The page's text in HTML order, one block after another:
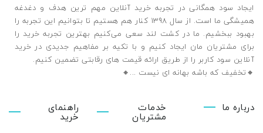
ایجاد سود همگانی در تجربه خرید آنلاین مهم ترین هدف و دغدغه
همیشگی ما است. از سال 1398 کنار هم هستیم تا بتوانیم این تجربه را
بهبود ببخشیم. ما در کشت لند سعی می‌کنیم بهترین تجربه خرید را
برای مشتریان مان ایجاد کنیم و با تکیه بر مفاهیم جدیدی در خرید
آنلاین سود کاربر را از طریق ارائه قیمت های رقابتی تضمین ‌کنیم.
🔸تخفیف که باشه بهانه ای نیست ...🔸️
درباره ما خدمات
مشتریان
راهنمای
خرید